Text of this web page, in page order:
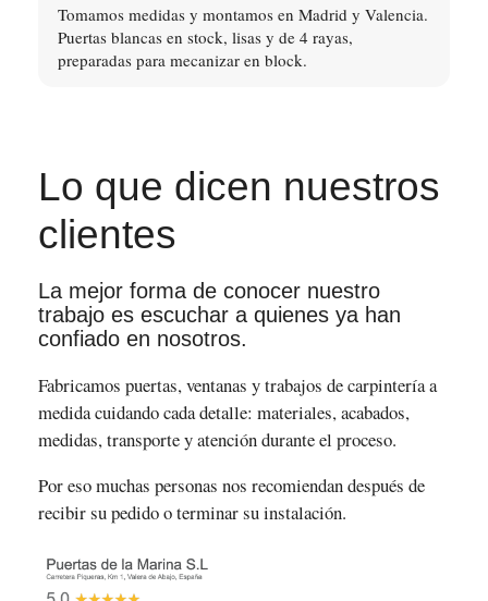
Tomamos medidas y montamos en Madrid y Valencia.
Puertas blancas en stock, lisas y de 4 rayas,
preparadas para mecanizar en block.
Lo que dicen nuestros
clientes
La mejor forma de conocer nuestro
trabajo es escuchar a quienes ya han
confiado en nosotros.
Fabricamos puertas, ventanas y trabajos de carpintería a
medida cuidando cada detalle: materiales, acabados,
medidas, transporte y atención durante el proceso.
Por eso muchas personas nos recomiendan después de
recibir su pedido o terminar su instalación.